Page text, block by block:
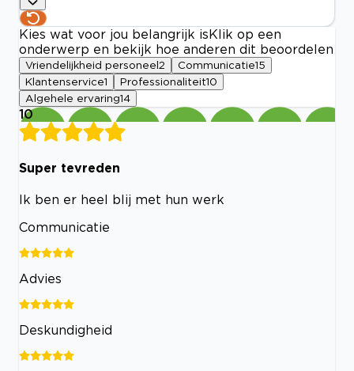
Kies wat voor jou belangrijk is Klik op een
onderwerp en bekijk hoe anderen dit beoordelen
Vriendelijkheid personeel 2 Communicatie15
Klantenservice1 Professionaliteit10
Algehele ervaring14
10
Super tevreden
Ik ben er heel blij met hun werk
Communicatie
Advies
Deskundigheid